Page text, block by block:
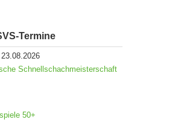
Termine
23.08.2026
Schnellschachmeisterschaft
50+